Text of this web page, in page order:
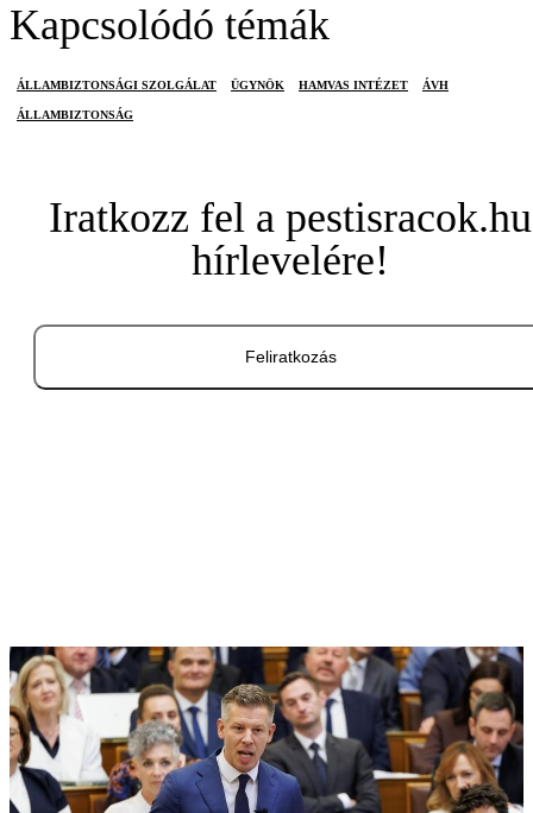
Kapcsolódó témák
ÁLLAMBIZTONSÁGI SZOLGÁLAT ÜGYNÖK HAMVAS INTÉZET ÁVH
ÁLLAMBIZTONSÁG
Iratkozz fel a pestisracok.hu
hírlevelére!
Feliratkozás